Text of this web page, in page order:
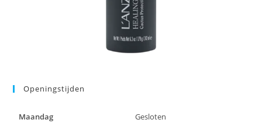
Openingstijden
Maandag Gesloten